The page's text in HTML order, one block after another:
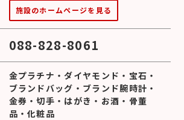
施設のホームページを見る
088-828-8061
金プラチナ ・ダイヤモンド ・ 宝石 ・
ブランドバッグ ・ ブランド腕時計 ・
金券 ・切手 ・ はがき ・ お酒 ・ 骨董
品 ・化粧品